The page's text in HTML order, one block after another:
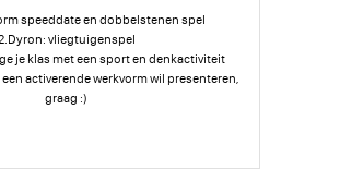
speeddate en dobbelstenen spel
vliegtuigenspel
je klas met een sport en denkactiviteit
activerende werkvorm wil presenteren,
graag :)